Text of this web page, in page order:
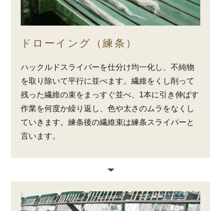
ドローイング（練条）
ハックルドスライバーを仕分け均一化し、不純物
を取り除いて平行に並べます。繊維をくし削って
残った繊維の束をまっすぐ並べ、1本に引き伸ばす
作業を何度か繰り返し、色や太さのムラをなくし
ていきます。練条後の繊維束は練条スライバーと
言います。